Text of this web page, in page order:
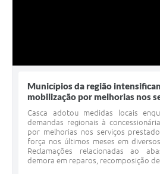
Municípios da região
mobilização por melhorias nos
Casca adotou medidas locais
demandas regionais à
por melhorias nos serviços
força nos últimos meses em
Reclamações relacionadas ao
demora em reparos, recomposição